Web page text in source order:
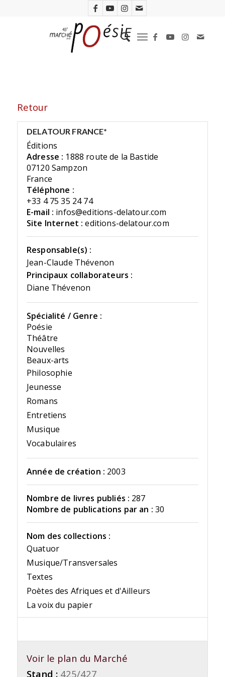
Retour
DELATOUR FRANCE*
Éditions
Adresse : 1888 route de la Bastide
07120 Sampzon
France
Téléphone :
+33 4 75 35 24 74
E-mail : infos@editions-delatour.com
Site Internet : editions-delatour.com
Responsable(s) :
Jean-Claude Thévenon
Principaux collaborateurs :
Diane Thévenon
Spécialité / Genre :
Poésie
Théâtre
Nouvelles
Beaux-arts
Philosophie
Jeunesse
Romans
Entretiens
Musique
Vocabulaires
Année de création : 2003
Nombre de livres publiés : 287
Nombre de publications par an : 30
Nom des collections :
Quatuor
Musique/Transversales
Textes
Poètes des Afriques et d'Ailleurs
La voix du papier
Voir le plan du Marché
Stand : 425/427